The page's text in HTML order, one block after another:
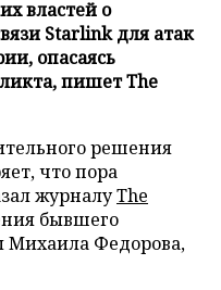
властей о
Starlink для атак
опасаясь
пишет The
решения
что пора
журналуThe
бывшего
Михаила Федорова,